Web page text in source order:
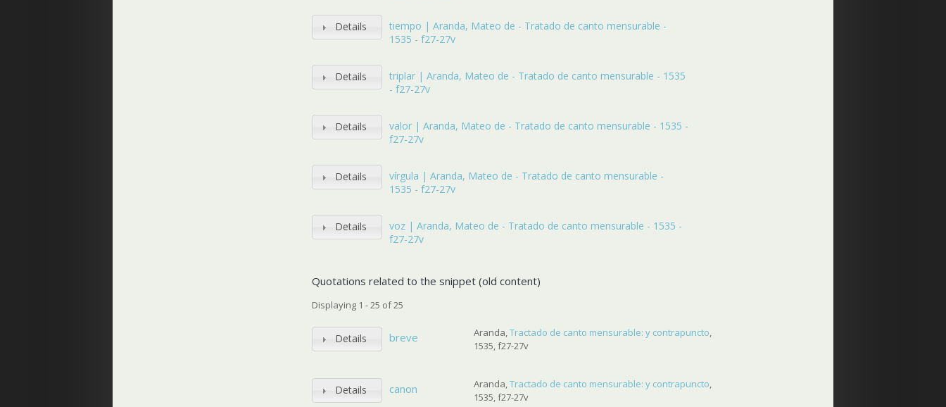
Details
tiempo | Aranda, Mateo de - Tratado de canto mensurable -
1535 - f27-27v
Details
triplar | Aranda, Mateo de - Tratado de canto mensurable - 1535
- f27-27v
Details
valor | Aranda, Mateo de - Tratado de canto mensurable - 1535 -
f27-27v
Details
vírgula | Aranda, Mateo de - Tratado de canto mensurable -
1535 - f27-27v
Details
voz | Aranda, Mateo de - Tratado de canto mensurable - 1535 -
f27-27v
Quotations related to the snippet (old content)
Displaying 1 - 25 of 25
Details breve Aranda,Tractado de canto mensurable: y contrapuncto,
1535, f27-27v
Details canon Aranda,Tractado de canto mensurable: y contrapuncto,
1535, f27-27v